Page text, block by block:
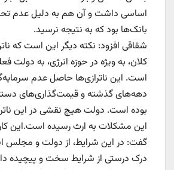
اساسی داشت و آن هم به دلیل عدم
بانک‌ها بود که به نتیجه نرسید.
شقاقی افزود: نکته دیگر این است که
کلان، به ویژه در حوزه انرژی، به دولت
است. این ناترازی‌ها حاصل عدم
دهه‌های گذشته و قیمت‌گذاری‌های
بوده است. دولت هیچ نقشی در این
این مشکلات به ارث رسیده است.این
گفت: در این شرایط، از دولت و مجلس
درک درستی از شرایط سخت و پیچیده